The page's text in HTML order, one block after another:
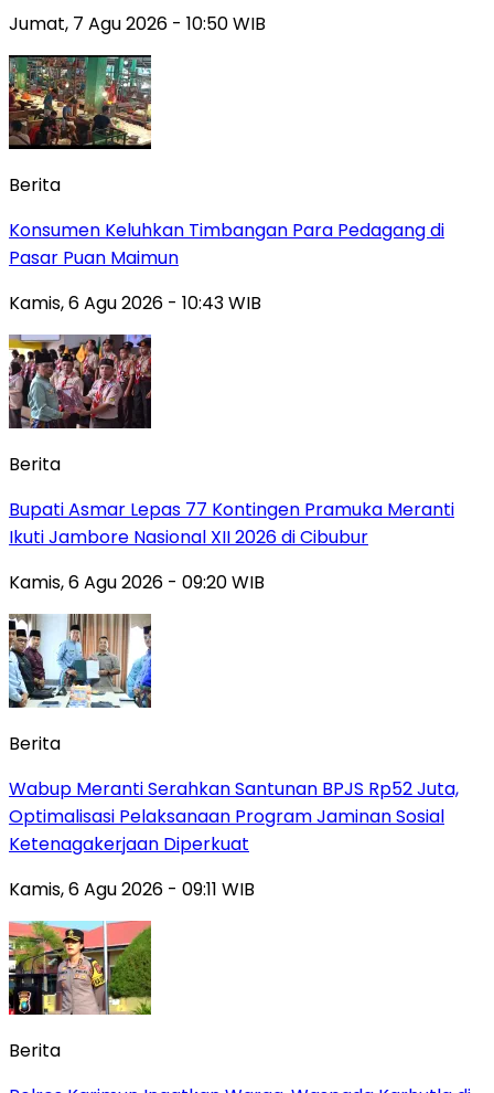
Jumat, 7 Agu 2026 - 10:50 WIB
Berita
Konsumen Keluhkan Timbangan Para Pedagang di
Pasar Puan Maimun
Kamis, 6 Agu 2026 - 10:43 WIB
Berita
Bupati Asmar Lepas 77 Kontingen Pramuka Meranti
Ikuti Jambore Nasional XII 2026 di Cibubur
Kamis, 6 Agu 2026 - 09:20 WIB
Berita
Wabup Meranti Serahkan Santunan BPJS Rp52 Juta,
Optimalisasi Pelaksanaan Program Jaminan Sosial
Ketenagakerjaan Diperkuat
Kamis, 6 Agu 2026 - 09:11 WIB
Berita